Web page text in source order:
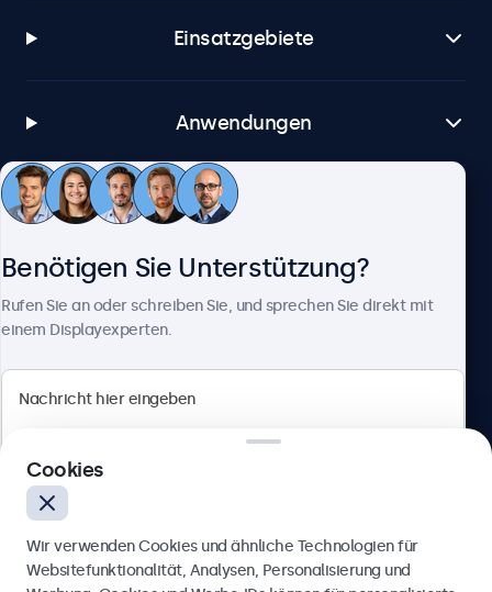
Einsatzgebiete
Anwendungen
Kundenservice
Badenerstrasse 549, 8048 Zürich, Schweiz
Deutsch
Benötigen Sie Unterstützung?
Rufen Sie an oder schreiben Sie, und sprechen Sie direkt mit
einem Displayexperten.
Cookies
Wir verwenden Cookies und ähnliche Technologien für
Websitefunktionalität, Analysen, Personalisierung und